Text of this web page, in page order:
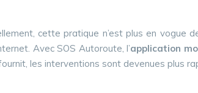
cette pratique n’est plus en vogue
Avec SOS Autoroute, l’application
les interventions sont devenues plus